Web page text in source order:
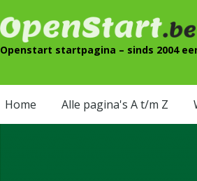
Openstart startpagina – sinds 2004
Home Alle pagina's A t/m Z